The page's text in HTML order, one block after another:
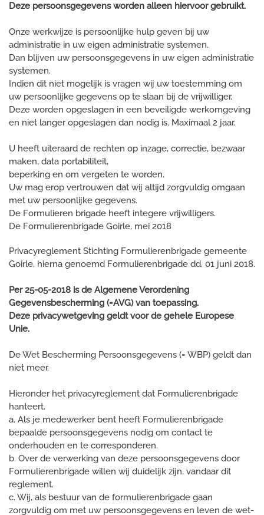
Deze persoonsgegevens worden alleen hiervoor gebruikt.
Onze werkwijze is persoonlijke hulp geven bij uw
administratie in uw eigen administratie systemen.
Dan blijven uw persoonsgegevens in uw eigen administratie
systemen.
Indien dit niet mogelijk is vragen wij uw toestemming om
uw persoonlijke gegevens op te slaan bij de vrijwilliger.
Deze worden opgeslagen in een beveiligde werkomgeving
en niet langer opgeslagen dan nodig is. Maximaal 2 jaar.
U heeft uiteraard de rechten op inzage, correctie, bezwaar
maken, data portabiliteit,
beperking en om vergeten te worden.
Uw mag erop vertrouwen dat wij altijd zorgvuldig omgaan
met uw persoonlijke gegevens.
De Formulieren brigade heeft integere vrijwilligers.
De Formulierenbrigade Goirle, mei 2018
Privacyreglement Stichting Formulierenbrigade gemeente
Goirle, hierna genoemd Formulierenbrigade dd. 01 juni 2018.
Per 25-05-2018 is de Algemene Verordening
Gegevensbescherming (=AVG) van toepassing.
Deze privacywetgeving geldt voor de gehele Europese
Unie.
De Wet Bescherming Persoonsgegevens (= WBP) geldt dan
niet meer.
Hieronder het privacyreglement dat Formulierenbrigade
hanteert.
a. Als je medewerker bent heeft Formulierenbrigade
bepaalde persoonsgegevens nodig om contact te
onderhouden en te corresponderen.
b. Over de verwerking van deze persoonsgegevens door
Formulierenbrigade willen wij duidelijk zijn, vandaar dit
reglement.
c. Wij, als bestuur van de formulierenbrigade gaan
zorgvuldig om met uw persoonsgegevens en leven de wet-